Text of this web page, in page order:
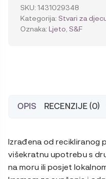
količina
SKU: 1431029348
Kategorija: Stvari za
Oznaka: Ljeto S&F
OPIS RECENZIJE (0)
Izrađena od recikliranog
višekratnu upotrebu s
na moru ili posjet